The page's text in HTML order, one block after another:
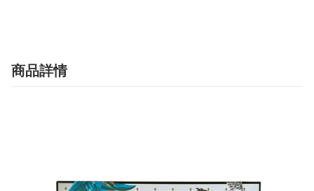
商品詳情